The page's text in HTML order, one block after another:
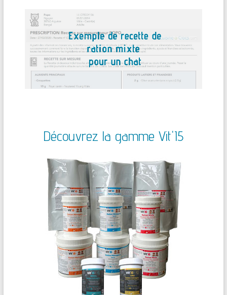
Découvrez la gamme Vit'I5